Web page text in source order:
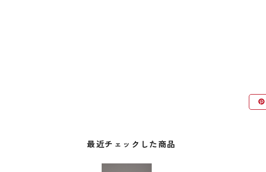
最近チェックした商品